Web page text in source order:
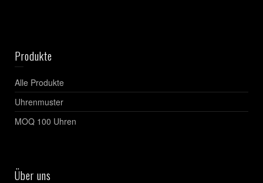
Produkte
Alle Produkte
Uhrenmuster
MOQ 100 Uhren
Über uns